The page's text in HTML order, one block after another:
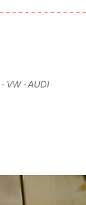
VW - AUDI